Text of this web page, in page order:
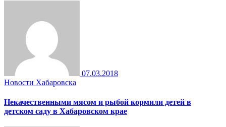
07.03.2018
Новости Хабаровска
Некачественными мясом и рыбой кормили детей в
детском саду в Хабаровском крае